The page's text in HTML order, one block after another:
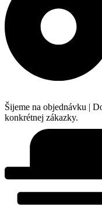
Šijeme na objednávku |
konkrétnej zákazky.